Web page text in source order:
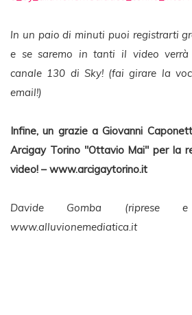
In un paio di minuti puoi registrarti
e se saremo in tanti il video verrà
canale 130 di Sky! (fai girare la
email!)
Infine, un grazie a Giovanni
Arcigay Torino "Ottavio Mai" per la
video! – www.arcigaytorino.it
Davide Gomba (riprese
www.alluvionemediatica.it